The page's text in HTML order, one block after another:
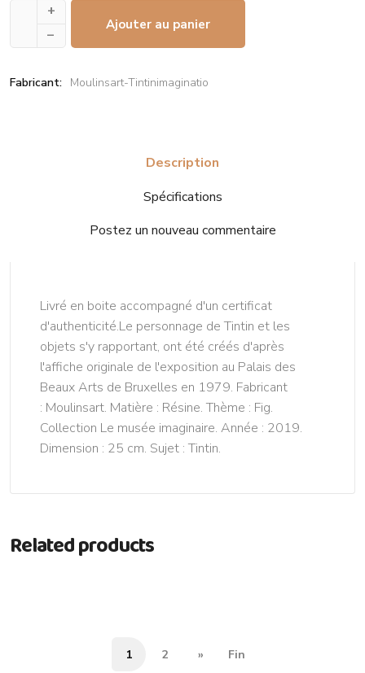
+
–
Ajouter au panier
Fabricant: Moulinsart-Tintinimaginatio
Description
Spécifications
Postez un nouveau commentaire
Livré en boite accompagné d'un certificat
d'authenticité.Le personnage de Tintin et les
objets s'y rapportant, ont été créés d'après
l'affiche originale de l'exposition au Palais des
Beaux Arts de Bruxelles en 1979. Fabricant
: Moulinsart. Matière : Résine. Thème : Fig.
Collection Le musée imaginaire. Année : 2019.
Dimension : 25 cm. Sujet : Tintin.
Related products
1 2 » Fin